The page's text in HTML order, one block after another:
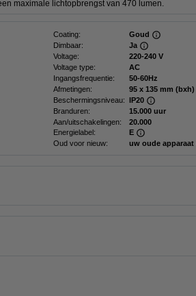
maximale lichtopbrengst van 470 lumen.
Coating:
Goud
Dimbaar:
Ja
Voltage:
220-240 V
Voltage type:
AC
Ingangsfrequentie:
50-60Hz
Afmetingen:
95 x 135 mm (bxh)
Beschermingsniveau: IP20
Branduren:
15.000 uur
Aan/uitschakelingen:
20.000
Energielabel:
E
Oud voor nieuw: uw oude apparaat